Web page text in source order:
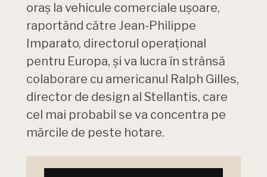
oraș la vehicule comerciale ușoare,
raportând către Jean-Philippe
Imparato, directorul operațional
pentru Europa, și va lucra în strânsă
colaborare cu americanul Ralph Gilles,
director de design al Stellantis, care
cel mai probabil se va concentra pe
mărcile de peste hotare.